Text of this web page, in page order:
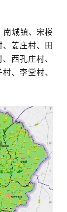
城镇、宋楼
姜庄村、田
西孔庄村、
、李堂村、